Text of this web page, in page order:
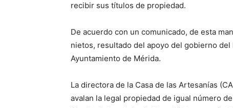
recibir sus títulos de propiedad.
De acuerdo con un comunicado, de esta
nietos, resultado del apoyo del gobierno
Ayuntamiento de Mérida.
La directora de la Casa de las Artesanías
avalan la legal propiedad de igual número